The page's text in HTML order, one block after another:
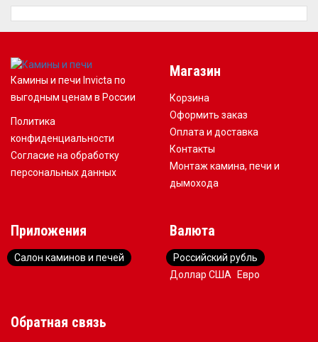
Камины и печи Invicta по
выгодным ценам в России
Политика
конфиденциальности
Согласие на обработку
персональных данных
Магазин
Корзина
Оформить заказ
Оплата и доставка
Контакты
Монтаж камина, печи и
дымохода
Приложения
Салон каминов и печей
Валюта
Российский рубль
Доллар США
Евро
Обратная связь